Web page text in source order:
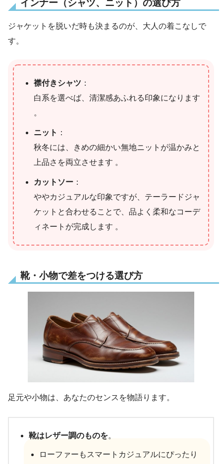
インナー（シャツ、ニット）の選び方
ジャケットを脱いだ時も決まるのが、大人の着こなしで
す。
襟付きシャツ ：
白系を選べば、清潔感あふれる印象になります
。
ニット ：
秋冬には、きめの細かい無地ニットが温かみと
上品さを両立させます 。
カットソー ：
ややカジュアルな印象ですが、テーラードジャ
ケットと合わせることで、品よく柔和なコーデ
ィネートが完成します 。
靴・小物で差をつける選び方
足元や小物は、あなたのセンスを物語ります。
靴はレザー調のものを。
ローファーもスマートカジュアルにぴったり